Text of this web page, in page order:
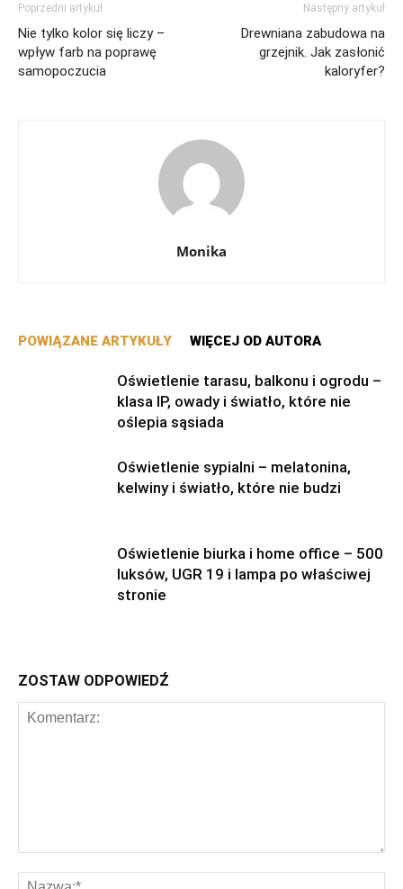
Poprzedni artykuł
Nie tylko kolor się liczy –
wpływ farb na poprawę
samopoczucia
Następny artykuł
Drewniana zabudowa na
grzejnik. Jak zasłonić
kaloryfer?
Monika
POWIĄZANE ARTYKUŁY WIĘCEJ OD AUTORA
Oświetlenie tarasu, balkonu i ogrodu –
klasa IP, owady i światło, które nie
oślepia sąsiada
Oświetlenie sypialni – melatonina,
kelwiny i światło, które nie budzi
Oświetlenie biurka i home office – 500
luksów, UGR 19 i lampa po właściwej
stronie
ZOSTAW ODPOWIEDŹ